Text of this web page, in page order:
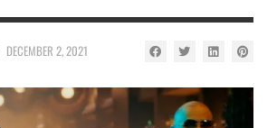
DECEMBER 2, 2021